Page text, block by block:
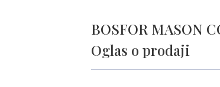
BOSFOR MASON
Oglas o prodaji